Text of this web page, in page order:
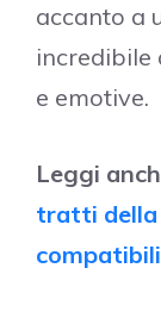
accanto a
incredibile
e emotive.
Leggi
tratti della